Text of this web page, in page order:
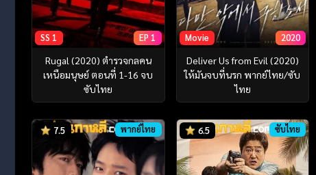
SS 1 EP 1
Rugal (2020) ตำรวจกลคน
เหนือมนุษย์ ตอนที่ 1-16 จบ
ซับไทย
Movie 2020
Deliver Us from Evil (2020)
ให้มันจบที่นรก พากย์ไทย/ซับ
ไทย
7.5 พากย์ไทย 6.5 ซับไทย